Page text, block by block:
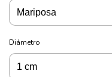
Diámetro